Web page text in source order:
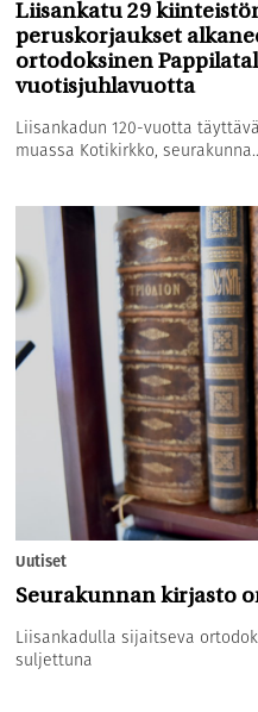
Liisankatu 29
peruskorjaukset
ortodoksinen
vuotisjuhlavuotta
Liisankadun 120-vuotta
muassa Kotikirkko,
Uutiset
Seurakunnan kirjasto
Liisankadulla sijaitseva
suljettuna